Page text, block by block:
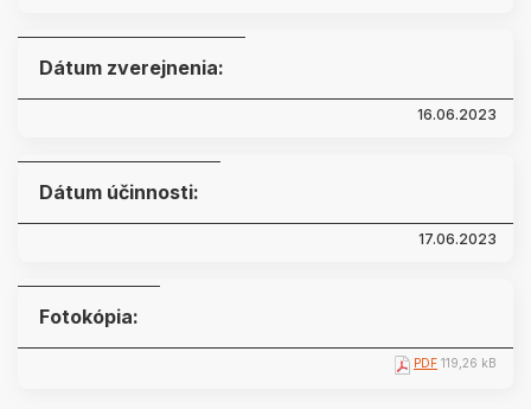
Dátum zverejnenia:
16.06.2023
Dátum účinnosti:
17.06.2023
Fotokópia:
PDF 119,26 kB